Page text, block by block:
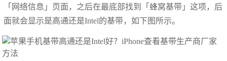
「网络信息」页面，之后在最底部找到「蜂窝基带」这项，后
面就会显示是高通还是Intel的基带，如下图所示。